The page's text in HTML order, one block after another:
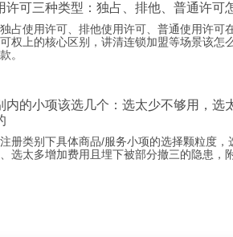
许可三种类型：独占、排他、普通许可
占使用许可、排他使用许可、普通使用许可
权上的核心区别，讲清连锁加盟等场景该怎
。
内的小项该选几个：选太少不够用，选
册类别下具体商品/服务小项的选择颗粒度，
选太多增加费用且埋下被部分撤三的隐患，